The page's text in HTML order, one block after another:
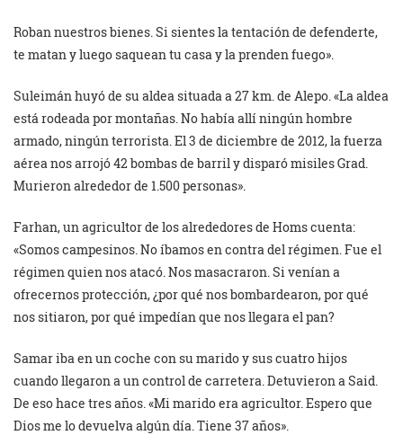
Roban nuestros bienes. Si sientes la tentación de defenderte,
te matan y luego saquean tu casa y la prenden fuego».
Suleimán huyó de su aldea situada a 27 km. de Alepo. «La aldea
está rodeada por montañas. No había allí ningún hombre
armado, ningún terrorista. El 3 de diciembre de 2012, la fuerza
aérea nos arrojó 42 bombas de barril y disparó misiles Grad.
Murieron alrededor de 1.500 personas».
Farhan, un agricultor de los alrededores de Homs cuenta:
«Somos campesinos. No íbamos en contra del régimen. Fue el
régimen quien nos atacó. Nos masacraron. Si venían a
ofrecernos protección, ¿por qué nos bombardearon, por qué
nos sitiaron, por qué impedían que nos llegara el pan?
Samar iba en un coche con su marido y sus cuatro hijos
cuando llegaron a un control de carretera. Detuvieron a Said.
De eso hace tres años. «Mi marido era agricultor. Espero que
Dios me lo devuelva algún día. Tiene 37 años».